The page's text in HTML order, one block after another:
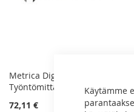
Käytämme
Metrica Digitaalinen
Työntömitta 150mm - 10002
72,11 €